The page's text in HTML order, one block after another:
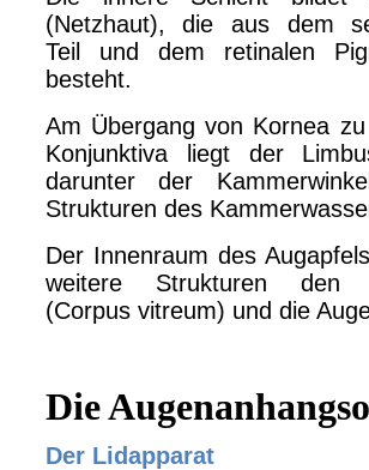
(Netzhaut), die aus dem
Teil und dem retinalen
besteht.
Am Übergang von Kornea
Konjunktiva liegt der
darunter der
Strukturen des
Der Innenraum des
weitere Strukturen den
(Corpus vitreum) und die
Die
Der Lidapparat